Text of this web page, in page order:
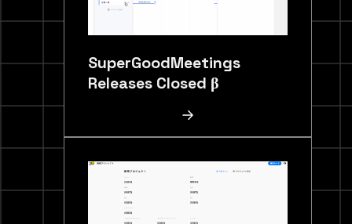
SuperGoodMeetings
Releases Closed β